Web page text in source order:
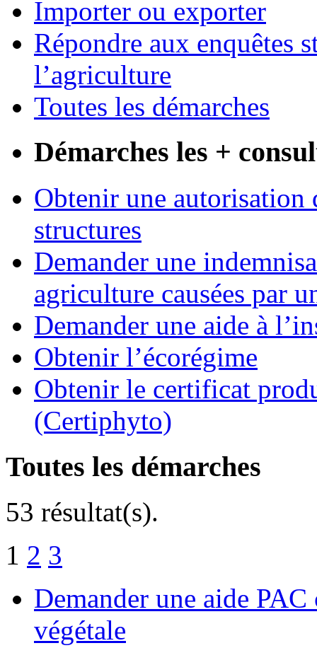
Importer ou exporter
Répondre aux enquêtes
l’agriculture
Toutes les démarches
Démarches les +
Obtenir une autorisation
structures
Demander une
agriculture causées par
Demander une aide à
Obtenir l’écorégime
Obtenir le certificat
(Certiphyto)
Toutes les démarches
53 résultat(s).
1 2 3
Demander une aide
végétale